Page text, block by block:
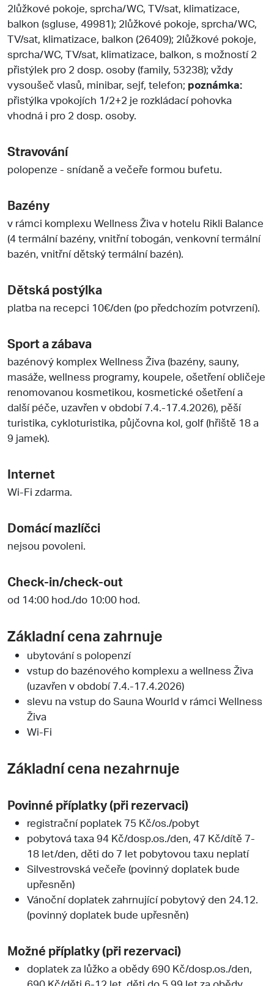
2lůžkové pokoje, sprcha/WC, TV/sat, klimatizace,
balkon (sgluse, 49981); 2lůžkové pokoje, sprcha/WC,
TV/sat, klimatizace, balkon (26409); 2lůžkové pokoje,
sprcha/WC, TV/sat, klimatizace, balkon, s možností 2
přistýlek pro 2 dosp. osoby (family, 53238); vždy
vysoušeč vlasů, minibar, sejf, telefon; poznámka:
přistýlka vpokojích 1/2+2 je rozkládací pohovka
vhodná i pro 2 dosp. osoby.
Stravování
polopenze - snídaně a večeře formou bufetu.
Bazény
v rámci komplexu Wellness Živa v hotelu Rikli Balance
(4 termální bazény, vnitřní tobogán, venkovní termální
bazén, vnitřní dětský termální bazén).
Dětská postýlka
platba na recepci 10€/den (po předchozím potvrzení).
Sport a zábava
bazénový komplex Wellness Živa (bazény, sauny,
masáže, wellness programy, koupele, ošetření obličeje
renomovanou kosmetikou, kosmetické ošetření a
další péče, uzavřen v období 7.4.-17.4.2026), pěší
turistika, cykloturistika, půjčovna kol, golf (hřiště 18 a
9 jamek).
Internet
Wi-Fi zdarma.
Domácí mazlíčci
nejsou povoleni.
Check-in/check-out
od 14:00 hod./do 10:00 hod.
Základní cena zahrnuje
ubytování s polopenzí
vstup do bazénového komplexu a wellness Živa
(uzavřen v období 7.4.-17.4.2026)
slevu na vstup do Sauna Wourld v rámci Wellness
Živa
Wi-Fi
Základní cena nezahrnuje
Povinné příplatky (při rezervaci)
registrační poplatek 75 Kč/os./pobyt
pobytová taxa 94 Kč/dosp.os./den, 47 Kč/dítě 7-
18 let/den, děti do 7 let pobytovou taxu neplatí
Silvestrovská večeře (povinný doplatek bude
upřesněn)
Vánoční doplatek zahrnující pobytový den 24.12.
(povinný doplatek bude upřesněn)
Možné příplatky (při rezervaci)
doplatek za lůžko a obědy 690 Kč/dosp.os./den,
690 Kč/děti 6-12 let, děti do 5,99 let za obědy